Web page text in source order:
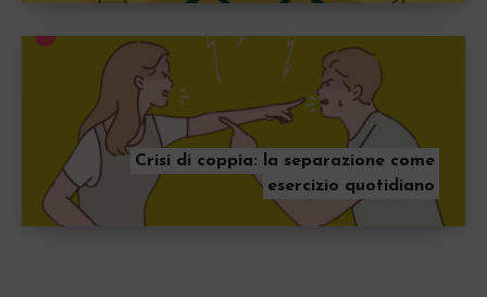
Crisi di coppia: la separazione come
esercizio quotidiano